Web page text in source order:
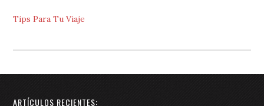
Tips Para Tu Viaje
ARTÍCULOS RECIENTES: